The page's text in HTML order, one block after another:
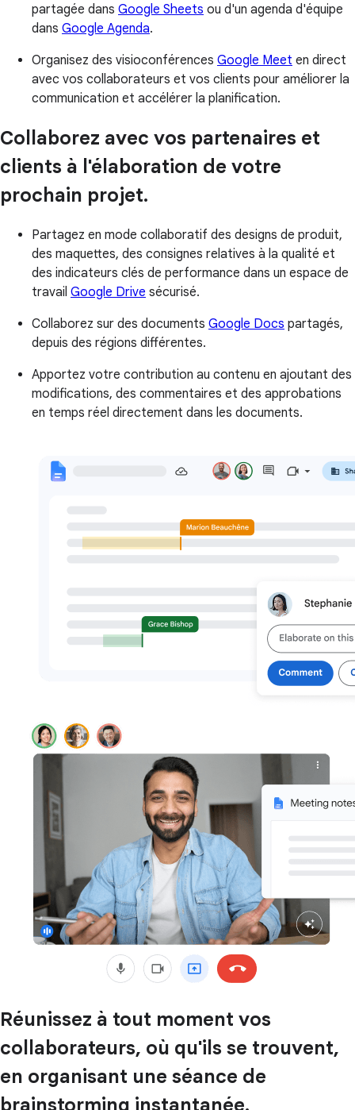
partagée dans Google Sheets ou d'un agenda d'équipe
dans Google Agenda.
Organisez des visioconférences Google Meet en direct
avec vos collaborateurs et vos clients pour améliorer la
communication et accélérer la planification.
Collaborez avec vos partenaires et
clients à l'élaboration de votre
prochain projet.
Partagez en mode collaboratif des designs de produit,
des maquettes, des consignes relatives à la qualité et
des indicateurs clés de performance dans un espace de
travail Google Drive sécurisé.
Collaborez sur des documents Google Docs partagés,
depuis des régions différentes.
Apportez votre contribution au contenu en ajoutant des
modifications, des commentaires et des approbations
en temps réel directement dans les documents.
Réunissez à tout moment vos
collaborateurs, où qu'ils se trouvent,
en organisant une séance de